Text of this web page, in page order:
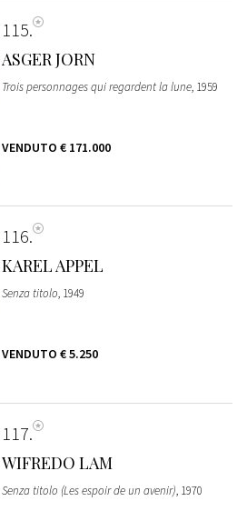
115
ASGER JORN
Trois personnages qui regardent la lune, 1959
VENDUTO € 171.000
116
KAREL APPEL
Senza titolo, 1949
VENDUTO € 5.250
117
WIFREDO LAM
Senza titolo (Les espoir de un avenir), 1970